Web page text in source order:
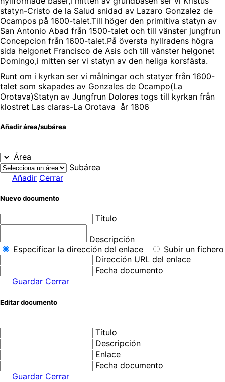
statyn-Cristo de la Salud snidad av Lazaro Gonzalez de
Ocampos på 1600-talet.Till höger den primitiva statyn av
San Antonio Abad från 1500-talet och till vänster jungfrun
Concepcion från 1600-talet.På översta hyllradens högra
sida helgonet Francisco de Asis och till vänster helgonet
Domingo,i mitten ser vi statyn av den heliga korsfästa.
Runt om i kyrkan ser vi målningar och statyer från 1600-
talet som skapades av Gonzales de Ocampo(La
Orotava)Statyn av Jungfrun Dolores togs till kyrkan från
klostret Las claras-La Orotava år 1806
Añadir área/subárea
Área
Subárea
Añadir Cerrar
Nuevo documento
Título
Descripción
Especificar la dirección del enlace
Subir un fichero
Dirección URL del enlace
Fecha documento
Guardar Cerrar
Editar documento
Título
Descripción
Enlace
Fecha documento
Guardar Cerrar